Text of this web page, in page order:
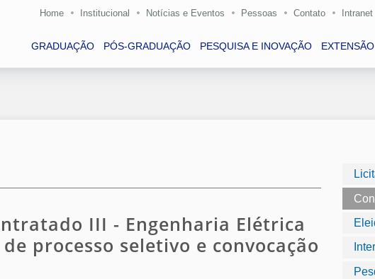
Home Institucional Notícias e Eventos Pessoas Contato Intranet
GRADUAÇÃO PÓS-GRADUAÇÃO PESQUISA E INOVAÇÃO EXTENSÃO
III - Engenharia Elétrica
processo seletivo e convocação